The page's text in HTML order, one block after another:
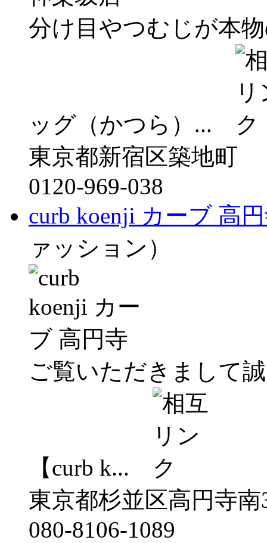
分け目やつむじが本
ッグ（かつら）...
東京都新宿区築地町
0120-969-038
curb koenji カーブ 高
ァッション）
ご覧いただきまして
【curb k...
東京都杉並区高円寺南
080-8106-1089